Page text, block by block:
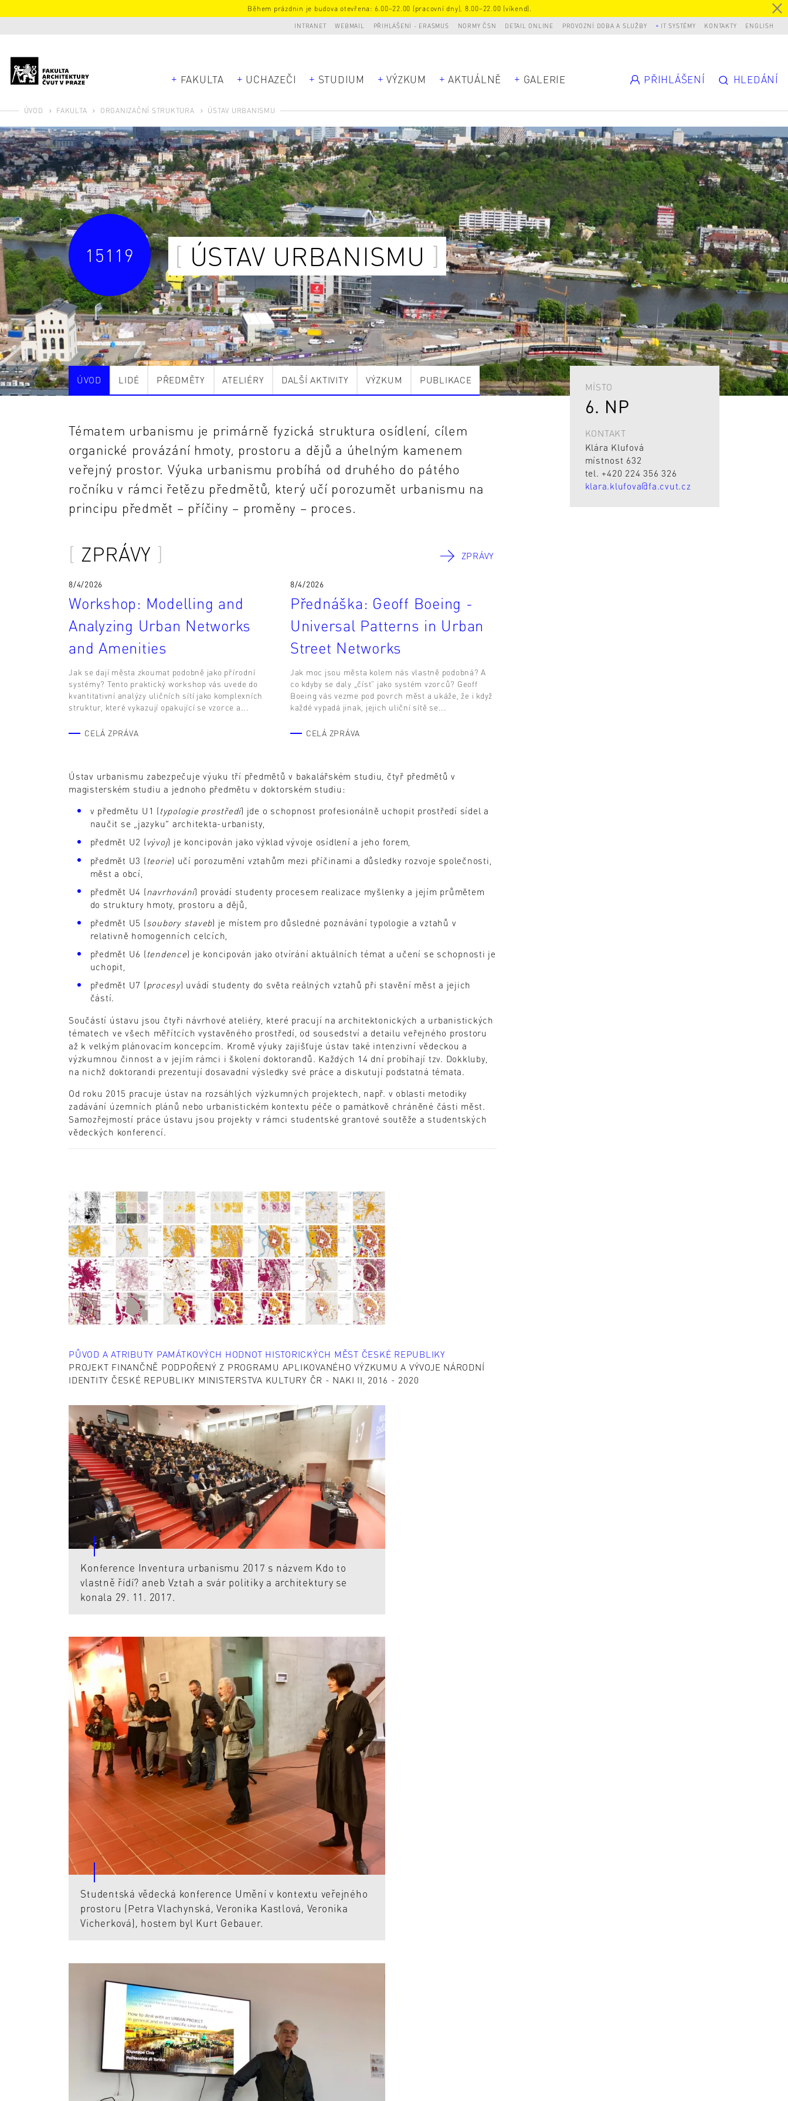
Během prázdnin je budova otevřena: 6.00–22.00 (pracovní dny), 8.00–22.00 (víkend).
INTRANET WEBMAIL PŘIHLÁŠENÍ - ERASMUS NORMY ČSN DETAIL ONLINE PROVOZNÍ DOBA A SLUŽBY IT SYSTÉMY KONTAKTY ENGLISH
FAKULTA UCHAZEČI STUDIUM VÝZKUM AKTUÁLNĚ GALERIE PŘIHLÁŠENÍ HLEDÁNÍ
ÚVOD FAKULTA ORGANIZAČNÍ STRUKTURA ÚSTAV URBANISMU
15119 ÚSTAV URBANISMU
MÍSTO
6. NP
KONTAKT
Klára Klufová
místnost 632
tel. +420 224 356 326
klara.klufova@fa.cvut.cz
ÚVOD LIDÉ PŘEDMĚTY ATELIÉRY DALŠÍ AKTIVITY VÝZKUM PUBLIKACE
Tématem urbanismu je primárně fyzická struktura osídlení, cílem
organické provázání hmoty, prostoru a dějů a úhelným kamenem
veřejný prostor. Výuka urbanismu probíhá od druhého do pátého
ročníku v rámci řetězu předmětů, který učí porozumět urbanismu na
principu předmět – příčiny – proměny – proces.
ZPRÁVY ZPRÁVY
8/4/2026
Workshop: Modelling and
Analyzing Urban Networks
and Amenities
Jak se dají města zkoumat podobně jako přírodní
systémy? Tento praktický workshop vás uvede do
kvantitativní analýzy uličních sítí jako komplexních
struktur, které vykazují opakující se vzorce a...
CELÁ ZPRÁVA
8/4/2026
Přednáška: Geoff Boeing -
Universal Patterns in Urban
Street Networks
Jak moc jsou města kolem nás vlastně podobná? A
co kdyby se daly „číst“ jako systém vzorců? Geoff
Boeing vás vezme pod povrch měst a ukáže, že i když
každé vypadá jinak, jejich uliční sítě se...
CELÁ ZPRÁVA
Ústav urbanismu zabezpečuje výuku tří předmětů v bakalářském studiu, čtyř předmětů v
magisterském studiu a jednoho předmětu v doktorském studiu:
v předmětu U1 (typologie prostředí) jde o schopnost profesionálně uchopit prostředí sídel a
naučit se „jazyku“ architekta-urbanisty,
předmět U2 (vývoj) je koncipován jako výklad vývoje osídlení a jeho forem,
předmět U3 (teorie) učí porozumění vztahům mezi příčinami a důsledky rozvoje společnosti,
měst a obcí,
předmět U4 (navrhování) provádí studenty procesem realizace myšlenky a jejím průmětem
do struktury hmoty, prostoru a dějů,
předmět U5 (soubory staveb) je místem pro důsledné poznávání typologie a vztahů v
relativně homogenních celcích,
předmět U6 (tendence) je koncipován jako otvírání aktuálních témat a učení se schopnosti je
uchopit,
předmět U7 (procesy) uvádí studenty do světa reálných vztahů při stavění měst a jejich
částí.
Součástí ústavu jsou čtyři návrhové ateliéry, které pracují na architektonických a urbanistických
tématech ve všech měřítcích vystavěného prostředí, od sousedství a detailu veřejného prostoru
až k velkým plánovacím koncepcím. Kromě výuky zajišťuje ústav také intenzivní vědeckou a
výzkumnou činnost a v jejím rámci i školení doktorandů. Každých 14 dní probíhají tzv. Dokkluby,
na nichž doktorandi prezentují dosavadní výsledky své práce a diskutují podstatná témata.
Od roku 2015 pracuje ústav na rozsáhlých výzkumných projektech, např. v oblasti metodiky
zadávání územních plánů nebo urbanistickém kontextu péče o památkově chráněné části měst.
Samozřejmostí práce ústavu jsou projekty v rámci studentské grantové soutěže a studentských
vědeckých konferencí.
PŮVOD A ATRIBUTY PAMÁTKOVÝCH HODNOT HISTORICKÝCH MĚST ČESKÉ REPUBLIKY
PROJEKT FINANČNĚ PODPOŘENÝ Z PROGRAMU APLIKOVANÉHO VÝZKUMU A VÝVOJE NÁRODNÍ
IDENTITY ČESKÉ REPUBLIKY MINISTERSTVA KULTURY ČR - NAKI II, 2016 - 2020
Konference Inventura urbanismu 2017 s názvem Kdo to
vlastně řídí? aneb Vztah a svár politiky a architektury se
konala 29. 11. 2017.
Studentská vědecká konference Umění v kontextu veřejného
prostoru (Petra Vlachynská, Veronika Kastlová, Veronika
Vicherková), hostem byl Kurt Gebauer.